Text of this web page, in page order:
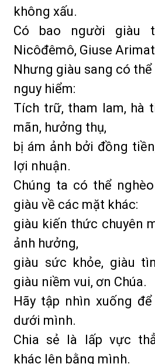
không xấu.
Có bao người giàu
Nicôđêmô, Giuse
Nhưng giàu sang có
nguy hiểm:
Tích trữ, tham lam, hà
mãn, hưởng thụ,
bị ám ảnh bởi đồng
lợi nhuận.
Chúng ta có thể
giàu về các mặt khác:
giàu kiến thức chuyên
ảnh hưởng,
giàu sức khỏe, giàu
giàu niềm vui, ơn Chúa.
Hãy tập nhìn xuống
dưới mình.
Chia sẻ là lấp vực
khác lên bằng mình.